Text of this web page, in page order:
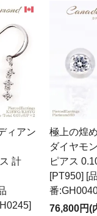
ィアン
計
極上の煌
ダイヤモ
ピアス
[PT950] [
番
76,800円(